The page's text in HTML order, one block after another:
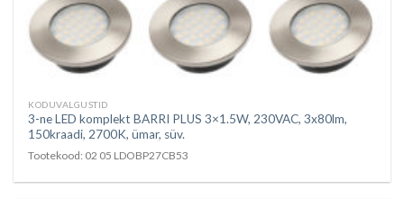
KODUVALGUSTID
3-ne LED komplekt BARRI PLUS 3×1.5W, 230VAC, 3x80lm,
150kraadi, 2700K, ümar, süv.
Tootekood: 02 05 LDOBP27CB53